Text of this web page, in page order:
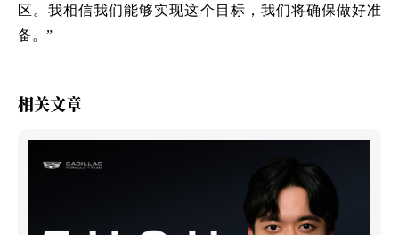
区。我相信我们能够实现这个目标，我们将确保做好准
备。”
相关文章